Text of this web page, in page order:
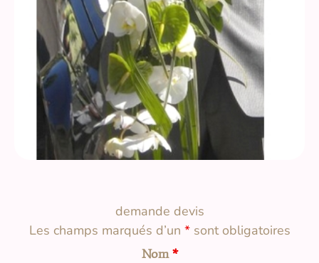
demande devis
Les champs marqués d’un *sont obligatoires
Nom*